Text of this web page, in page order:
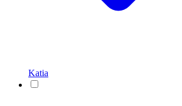
Katia